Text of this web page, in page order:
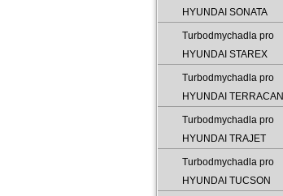
HYUNDAI SONATA
Turbodmychadla pro
HYUNDAI STAREX
Turbodmychadla pro
HYUNDAI TERRACAN
Turbodmychadla pro
HYUNDAI TRAJET
Turbodmychadla pro
HYUNDAI TUCSON